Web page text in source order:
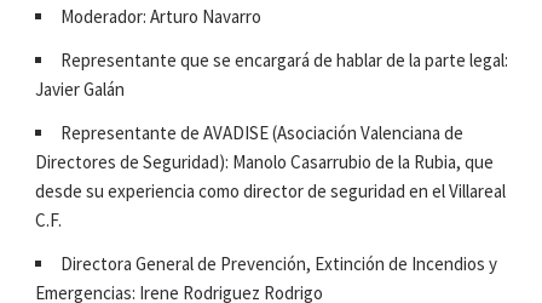
Moderador: Arturo Navarro
Representante que se encargará de hablar de la parte legal:
Javier Galán
Representante de AVADISE (Asociación Valenciana de
Directores de Seguridad): Manolo Casarrubio de la Rubia, que
desde su experiencia como director de seguridad en el Villareal
C.F.
Directora General de Prevención, Extinción de Incendios y
Emergencias: Irene Rodriguez Rodrigo